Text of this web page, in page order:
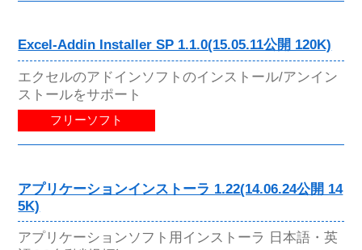
Excel-Addin Installer SP 1.1.0(15.05.11公開 120K)
エクセルのアドインソフトのインストール/アンイン
ストールをサポート
フリーソフト
アプリケーションインストーラ 1.22(14.06.24公開 14
5K)
アプリケーションソフト用インストーラ 日本語・英